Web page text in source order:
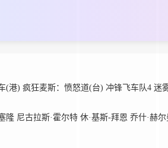
) 疯狂麦斯：愤怒道(台) 冲锋飞车队4 迷雾追
隆 尼古拉斯·霍尔特 休·基斯-拜恩 乔什·赫尔